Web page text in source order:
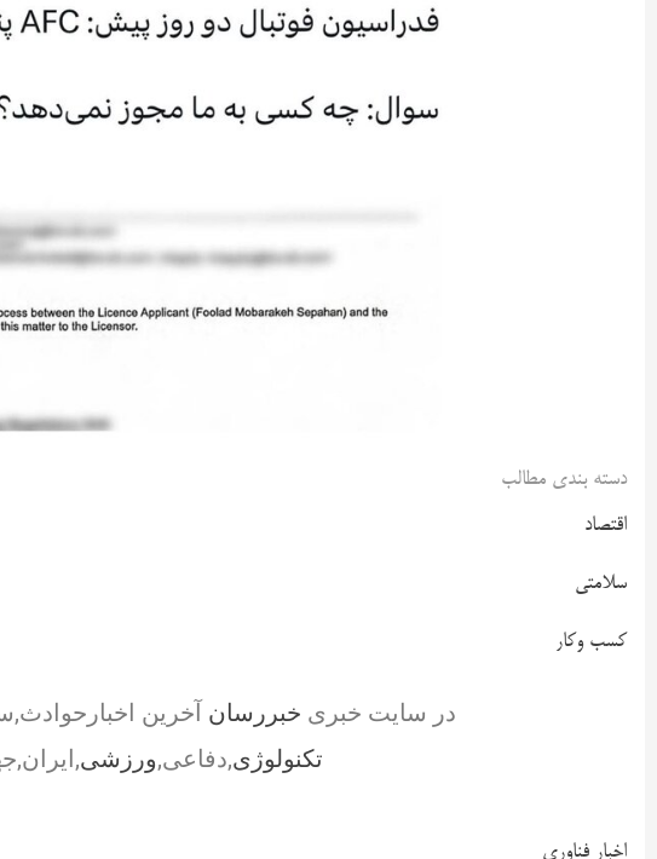
دسته بندی مطالب
اقتصاد
سلامتی
کسب وکار
در سایت خبری خبررسان آخرین
تکنولوژی,دفاعی,ورزشی
اخبار فناوری